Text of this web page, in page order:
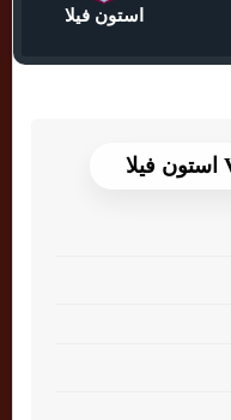
استون فيلا